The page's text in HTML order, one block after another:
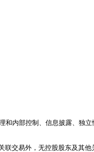
内部控制、信息披露、独
交易外，无控股股东及其